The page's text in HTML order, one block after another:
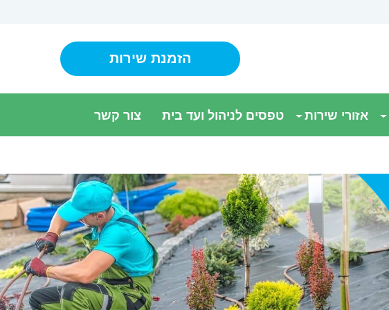
הזמנת שירות
אזורי שירות טפסים לניהול ועד בית צור קשר